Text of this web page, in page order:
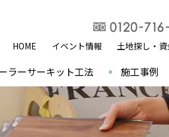
HOME イベント情報 土地探し・
ラーサーキット工法 施工事例